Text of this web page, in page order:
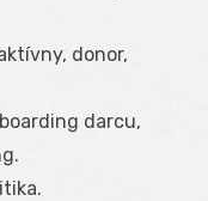
donor,
darcu,